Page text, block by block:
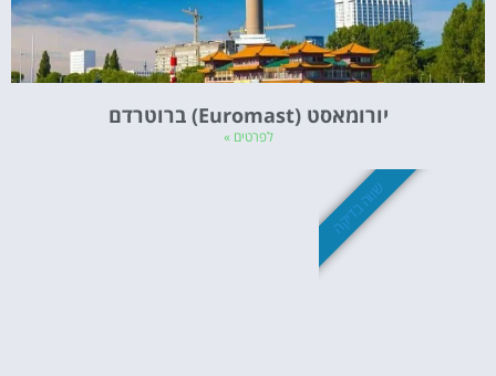
יורומאסט (Euromast) ברוטרדם
לפרטים »
שווה בדיקה